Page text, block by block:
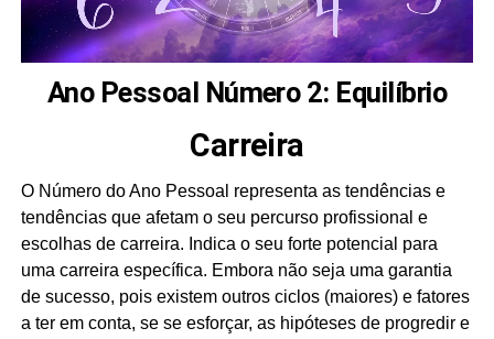
Ano Pessoal Número 2: Equilíbrio
Carreira
O Número do Ano Pessoal representa as tendências e
tendências que afetam o seu percurso profissional e
escolhas de carreira. Indica o seu forte potencial para
uma carreira específica. Embora não seja uma garantia
de sucesso, pois existem outros ciclos (maiores) e fatores
a ter em conta, se se esforçar, as hipóteses de progredir e